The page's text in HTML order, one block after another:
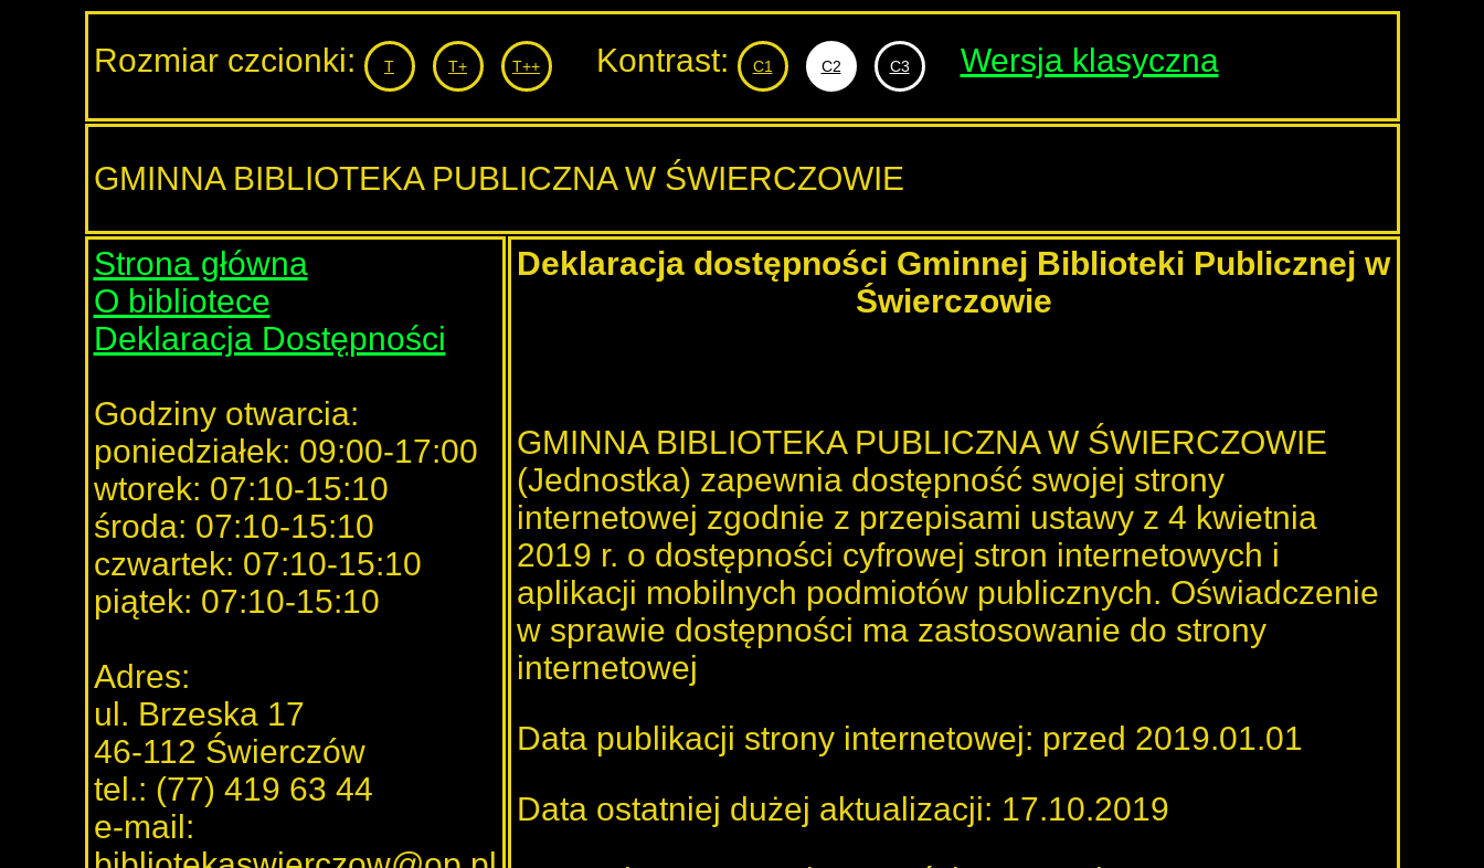
Rozmiar czcionki: T T+ T++ Kontrast: C1 C2 C3 Wersja klasyczna
GMINNA BIBLIOTEKA PUBLICZNA W ŚWIERCZOWIE
Strona główna
O bibliotece
Deklaracja Dostępności
Godziny otwarcia:
poniedziałek: 09:00-17:00
wtorek: 07:10-15:10
środa: 07:10-15:10
czwartek: 07:10-15:10
piątek: 07:10-15:10
Adres:
ul. Brzeska 17
46-112 Świerczów
tel.: (77) 419 63 44
e-mail:
Deklaracja dostępności Gminnej Biblioteki Publicznej w
Świerczowie
GMINNA BIBLIOTEKA PUBLICZNA W ŚWIERCZOWIE
(Jednostka) zapewnia dostępność swojej strony
internetowej zgodnie z przepisami ustawy z 4 kwietnia
2019 r. o dostępności cyfrowej stron internetowych i
aplikacji mobilnych podmiotów publicznych. Oświadczenie
w sprawie dostępności ma zastosowanie do strony
internetowej
Data publikacji strony internetowej: przed 2019.01.01
Data ostatniej dużej aktualizacji: 17.10.2019